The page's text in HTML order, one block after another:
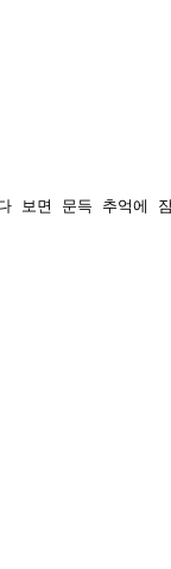
보면 문득 추억에